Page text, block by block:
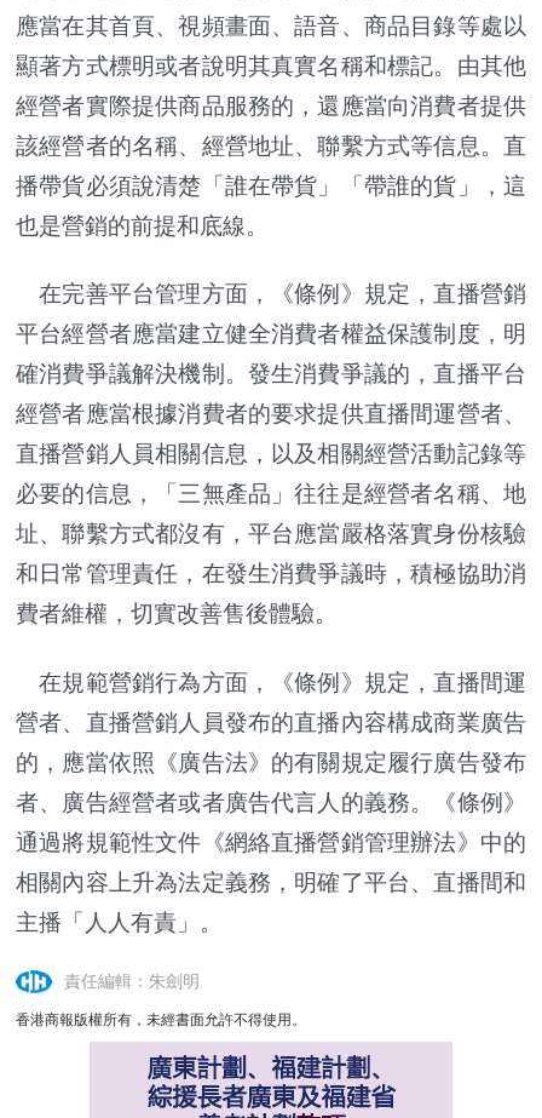
應當在其首頁、視頻畫面、語音、商品目錄等處以
顯著方式標明或者說明其真實名稱和標記。由其他
經營者實際提供商品服務的，還應當向消費者提供
該經營者的名稱、經營地址、聯繫方式等信息。直
播帶貨必須說清楚「誰在帶貨」「帶誰的貨」，這
也是營銷的前提和底線。
在完善平台管理方面，《條例》規定，直播營銷
平台經營者應當建立健全消費者權益保護制度，明
確消費爭議解決機制。發生消費爭議的，直播平台
經營者應當根據消費者的要求提供直播間運營者、
直播營銷人員相關信息，以及相關經營活動記錄等
必要的信息，「三無產品」往往是經營者名稱、地
址、聯繫方式都沒有，平台應當嚴格落實身份核驗
和日常管理責任，在發生消費爭議時，積極協助消
費者維權，切實改善售後體驗。
在規範營銷行為方面，《條例》規定，直播間運
營者、直播營銷人員發布的直播內容構成商業廣告
的，應當依照《廣告法》的有關規定履行廣告發布
者、廣告經營者或者廣告代言人的義務。《條例》
通過將規範性文件《網絡直播營銷管理辦法》中的
相關內容上升為法定義務，明確了平台、直播間和
主播「人人有責」。
責任編輯：朱劍明
香港商報版權所有，未經書面允許不得使用。